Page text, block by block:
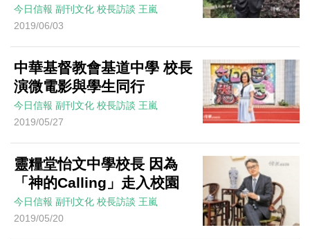
今日信報 副刊文化 校長訪談 王嵐
2019/06/03
中華基督教會基道中學 校長
演微電影與學生同行
今日信報 副刊文化 校長訪談 王嵐
2019/05/27
靈糧堂怡文中學校長 因為
「神的Calling」走入校園
今日信報 副刊文化 校長訪談 王嵐
2019/05/20